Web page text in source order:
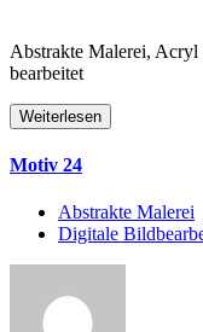
Abstrakte Malerei,
bearbeitet
Weiterlesen
Motiv 24
Abstrakte Malerei
Digitale